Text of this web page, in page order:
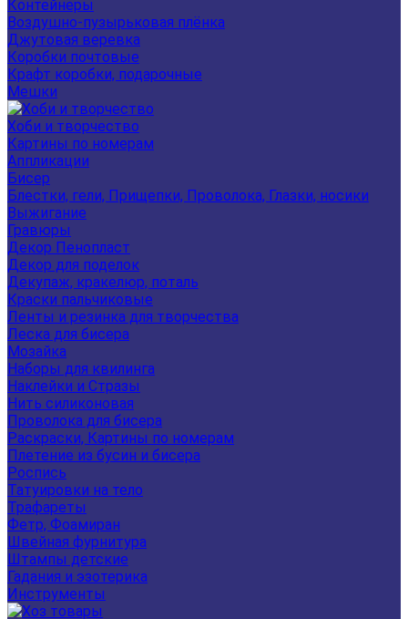
Контейнеры
Воздушно-пузырьковая плёнка
Джутовая веревка
Коробки почтовые
Крафт коробки, подарочные
Мешки
Хоби и творчество
Картины по номерам
Аппликации
Бисер
Блестки, гели, Прищепки, Проволока, Глазки, носики
Выжигание
Гравюры
Декор Пенопласт
Декор для поделок
Декупаж, кракелюр, поталь
Краски пальчиковые
Ленты и резинка для творчества
Леска для бисера
Мозайка
Наборы для квилинга
Наклейки и Стразы
Нить силиконовая
Проволока для бисера
Раскраски, Картины по номерам
Плетение из бусин и бисера
Роспись
Татуировки на тело
Трафареты
Фетр, Фоамиран
Швейная фурнитура
Штампы детские
Гадания и эзотерика
Инструменты